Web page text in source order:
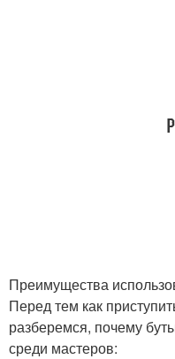
Преимущества
Перед тем как
разберемся, почему
среди мастеров: